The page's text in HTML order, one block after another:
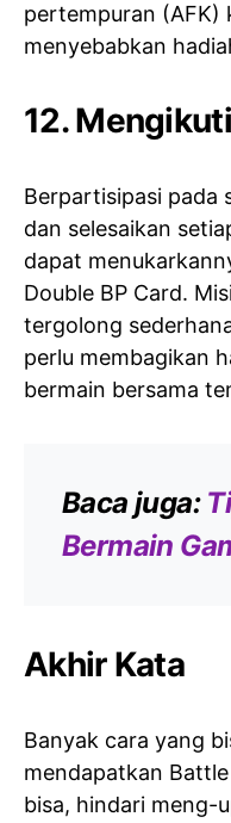
pertempuran (AFK)
menyebabkan
12.
Berpartisipasi pada
dan selesaikan
dapat
Double BP Card.
tergolong
perlu membagikan
bermain bersama
Baca juga:
Bermain
Akhir Kata
Banyak cara yang
mendapatkan
bisa, hindari meng-